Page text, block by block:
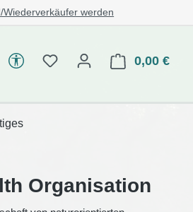
Wiederverkäufer werden
Werkzeugleiste Barrierefreiheit
0,00 €
Organisation